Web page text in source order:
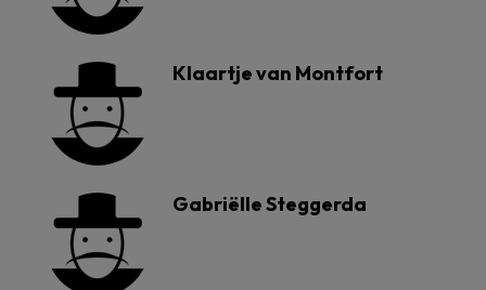
Klaartje van Montfort
Gabriëlle Steggerda